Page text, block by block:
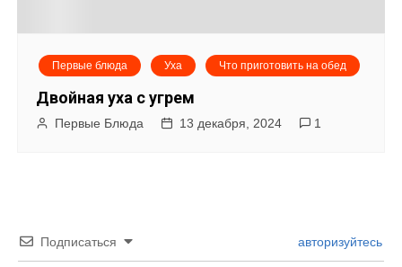
Первые блюда Уха Что приготовить на обед
Двойная уха с угрем
Первые Блюда 13 декабря, 2024 1
Подписаться авторизуйтесь